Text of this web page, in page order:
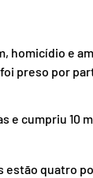
e
preso por
e cumpriu
quatro